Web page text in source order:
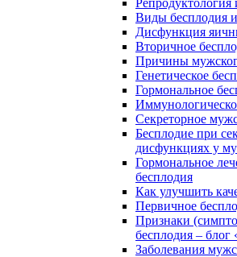
Виды бесплодия
Дисфункция
Вторичное
Причины
Генетическое
Гормональное
Секреторное
Бесплодие при
дисфункциях у
Гормональное
бесплодия
Как улучшить
Первичное
Признаки
бесплодия –
Заболевания